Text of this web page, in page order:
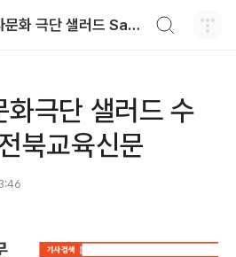
국내 최초 다문화 극단 샐러드 Salad
화극단 샐러드 수
북교육신문